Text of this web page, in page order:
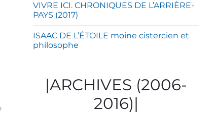
VIVRE ICI. CHRONIQUES DE L’ARRIÈRE-
PAYS (2017)
ISAAC DE L’ÉTOILE moine cistercien et
philosophe
|ARCHIVES (2006-
2016)|